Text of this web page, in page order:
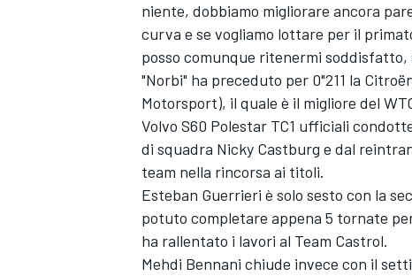
niente, dobbiamo migliorare ancora
curva e se vogliamo lottare per il
posso comunque ritenermi soddisfatto,
"Norbi" ha preceduto per 0"211 la
Motorsport), il quale è il migliore del
Volvo S60 Polestar TC1 ufficiali
di squadra Nicky Castburg e dal
team nella rincorsa ai titoli.
Esteban Guerrieri è solo sesto con la
potuto completare appena 5 tornate
ha rallentato i lavori al Team Castrol.
Mehdi Bennani chiude invece con il